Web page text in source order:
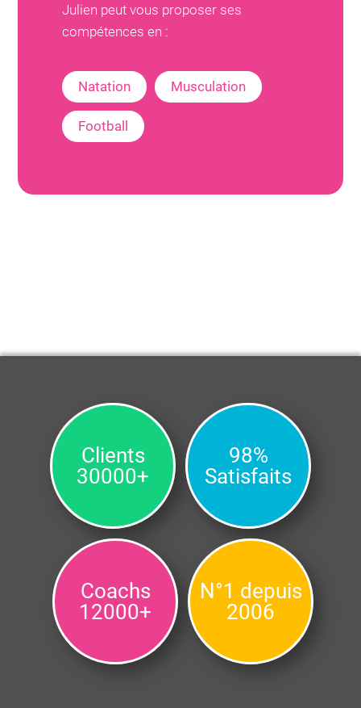
Julien peut vous proposer ses
compétences en :
Natation Musculation
Football
Clients
30000+
98%
Satisfaits
Coachs
12000+
N°1 depuis
2006